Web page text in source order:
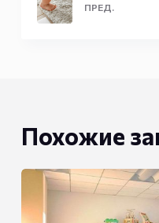
ПРЕД.
Похожие